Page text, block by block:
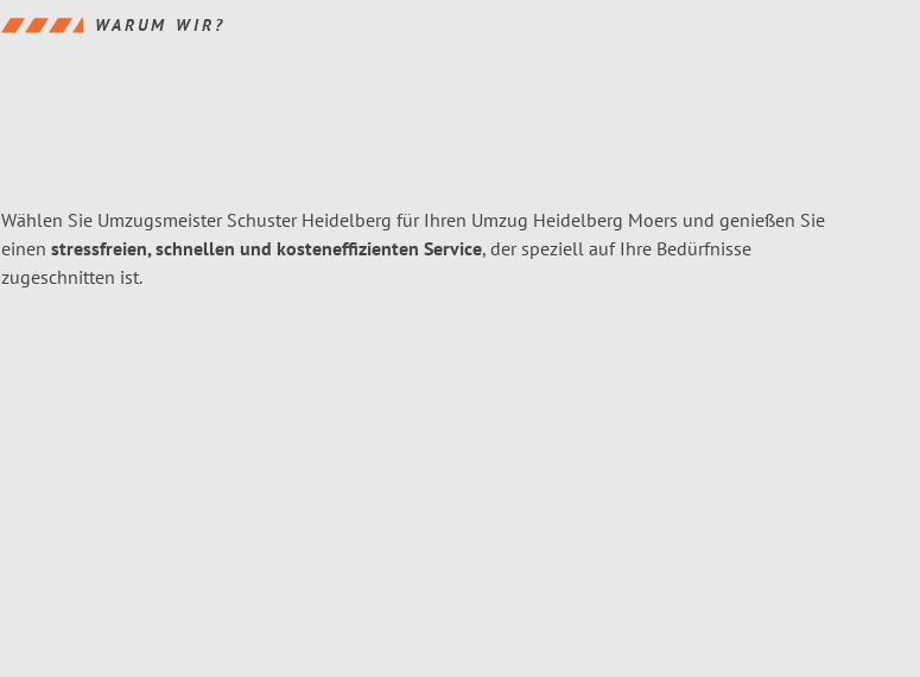
WARUM WIR?
Wählen Sie Umzugsmeister Schuster Heidelberg für Ihren Umzug Heidelberg Moers und genießen Sie
einen stressfreien, schnellen und kosteneffizienten Service, der speziell auf Ihre Bedürfnisse
zugeschnitten ist.